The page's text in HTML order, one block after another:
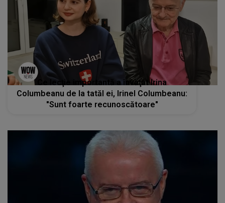
Ce lecţie importantă a învăţat Irina
Columbeanu de la tatăl ei, Irinel Columbeanu:
"Sunt foarte recunoscătoare"